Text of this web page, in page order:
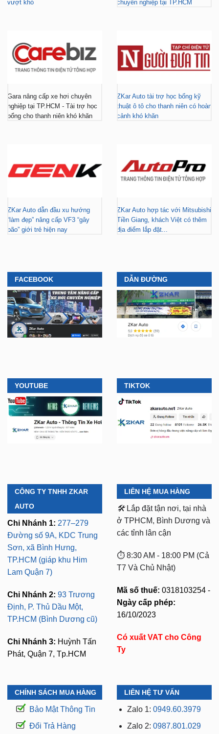
vượt khó chuyên nghiệp tại TP.HCM
Gara nâng cấp xe hơi chuyên
nghiệp tại TP.HCM - Tài trợ học
bổng cho thanh niên khó khăn
ZKar Auto tài trợ học bổng kỹ
thuật ô tô cho thanh niên có hoàn
cảnh khó khăn
ZKar Auto dẫn đầu xu hướng
“làm đẹp” nâng cấp VF3 “gây
bão” giới trẻ hiện nay
ZKar Auto hợp tác với Mitsubishi
Tiền Giang, khách Việt có thêm
địa điểm lắp đặt...
FACEBOOK DẪN ĐƯỜNG
YOUTUBE TIKTOK
CÔNG TY TNHH ZKAR
AUTO
Chi Nhánh 1: 277–279
Đường số 9A, KDC Trung
Sơn, xã Bình Hưng,
TP.HCM (giáp khu Him
Lam Quận 7)
Chi Nhánh 2: 93 Trương
Định, P. Thủ Dầu Một,
TP.HCM (Bình Dương cũ)
Chi Nhánh 3: Huỳnh Tấn
Phát, Quận 7, Tp.HCM
LIÊN HỆ MUA HÀNG
🛠️ Lắp đặt tận nơi, tại nhà
ở TPHCM, Bình Dương và
các tỉnh lân cận
⏱️ 8:30 AM - 18:00 PM (Cả
T7 Và Chủ Nhật)
Mã số thuế: 0318103254 -
Ngày cấp phép:
16/10/2023
Có xuất VAT cho Công
Ty
CHÍNH SÁCH MUA HÀNG
Bảo Mật Thông Tin
Đổi Trả Hàng
LIÊN HỆ TƯ VẤN
Zalo 1: 0949.60.3979
Zalo 2: 0987.801.029